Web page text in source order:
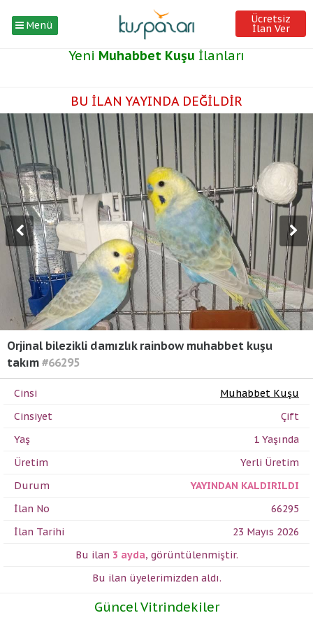
Menü Ücretsiz
İlan Ver
Yeni Muhabbet Kuşu İlanları
BU İLAN YAYINDA DEĞİLDİR
Orjinal bilezikli damızlık rainbow muhabbet kuşu
takım #66295
Cinsi
Muhabbet Kuşu
Cinsiyet
Çift
Yaş
1 Yaşında
Üretim
Yerli Üretim
Durum
YAYINDAN KALDIRILDI
İlan No
66295
İlan Tarihi
23 Mayıs 2026
Bu ilan 3 ayda, görüntülenmiştir.
Bu ilan üyelerimizden aldı.
Güncel Vitrindekiler